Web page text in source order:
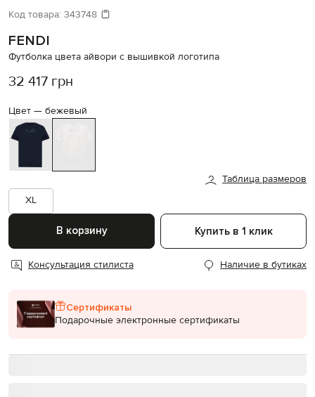
Давайте подберем что-то еще
Похожие товары
Код товара: 343748
FENDI
Футболка цвета айвори с вышивкой логотипа
32 417 грн
Цвет — бежевый
Таблица размеров
XL
В корзину Купить в 1 клик
Консультация стилиста Наличие в бутиках
Сертификаты
Подарочные электронные сертификаты